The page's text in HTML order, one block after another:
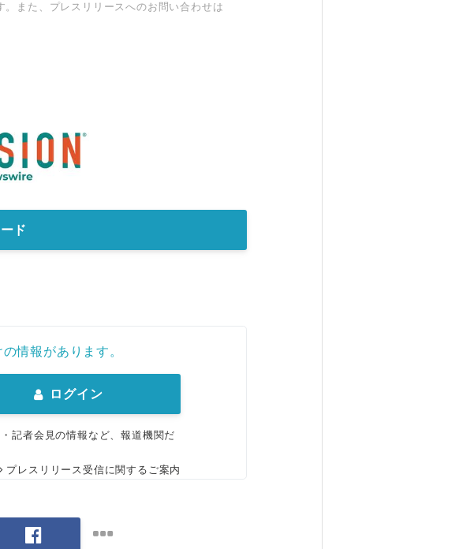
また、プレスリリースへのお問い合わせは
ド
情報があります。
ログイン
記者会見の情報など、報道機関だ
プレスリリース受信に関するご案内